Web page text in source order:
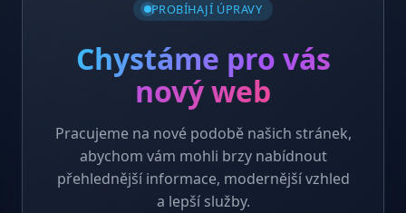
PROBÍHAJÍ ÚPRAVY
Chystáme pro vás
nový web
Pracujeme na nové podobě našich stránek,
abychom vám mohli brzy nabídnout
přehlednější informace, modernější vzhled
a lepší služby.